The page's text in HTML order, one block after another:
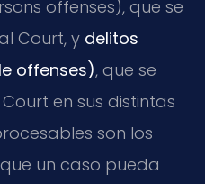
offenses), que se
Court, y delitos
offenses), que se
en sus distintas
son los
un caso pueda